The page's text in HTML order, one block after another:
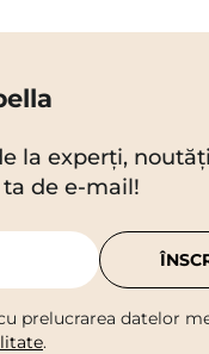
la experți,
de e-mail!
prelucrarea datelor
.